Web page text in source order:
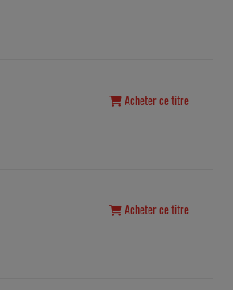
Acheter ce titre
Acheter ce titre